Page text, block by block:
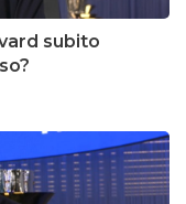
subito